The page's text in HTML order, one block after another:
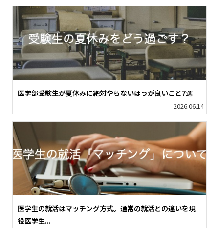
医学部受験生が夏休みに絶対やらないほうが良いこと7選
2026.06.14
医学生の就活はマッチング方式。通常の就活との違いを現
役医学生...